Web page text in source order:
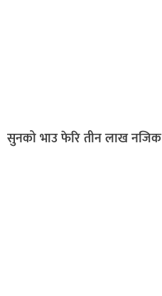
सुनको भाउ फेरि तीन लाख नजिक